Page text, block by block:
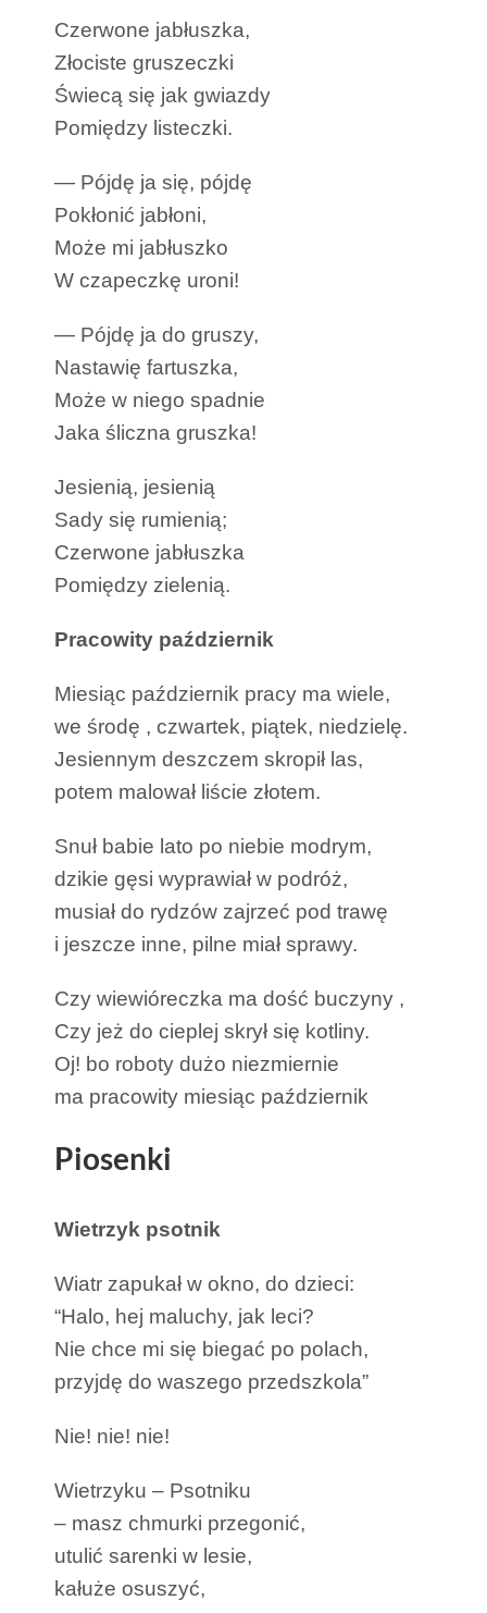
Czerwone jabłuszka,
Złociste gruszeczki
Świecą się jak gwiazdy
Pomiędzy listeczki.
— Pójdę ja się, pójdę
Pokłonić jabłoni,
Może mi jabłuszko
W czapeczkę uroni!
— Pójdę ja do gruszy,
Nastawię fartuszka,
Może w niego spadnie
Jaka śliczna gruszka!
Jesienią, jesienią
Sady się rumienią;
Czerwone jabłuszka
Pomiędzy zielenią.
Pracowity październik
Miesiąc październik pracy ma wiele,
we środę , czwartek, piątek, niedzielę.
Jesiennym deszczem skropił las,
potem malował liście złotem.
Snuł babie lato po niebie modrym,
dzikie gęsi wyprawiał w podróż,
musiał do rydzów zajrzeć pod trawę
i jeszcze inne, pilne miał sprawy.
Czy wiewióreczka ma dość buczyny ,
Czy jeż do cieplej skrył się kotliny.
Oj! bo roboty dużo niezmiernie
ma pracowity miesiąc październik
Piosenki
Wietrzyk psotnik
Wiatr zapukał w okno, do dzieci:
“Halo, hej maluchy, jak leci?
Nie chce mi się biegać po polach,
przyjdę do waszego przedszkola”
Nie! nie! nie!
Wietrzyku – Psotniku
– masz chmurki przegonić,
utulić sarenki w lesie,
kałuże osuszyć,